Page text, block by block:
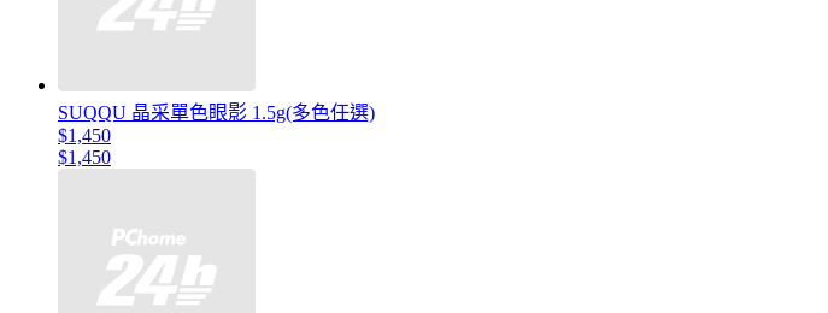
SUQQU 晶采單色眼影 1.5g(多色任選)
$1,450
$1,450